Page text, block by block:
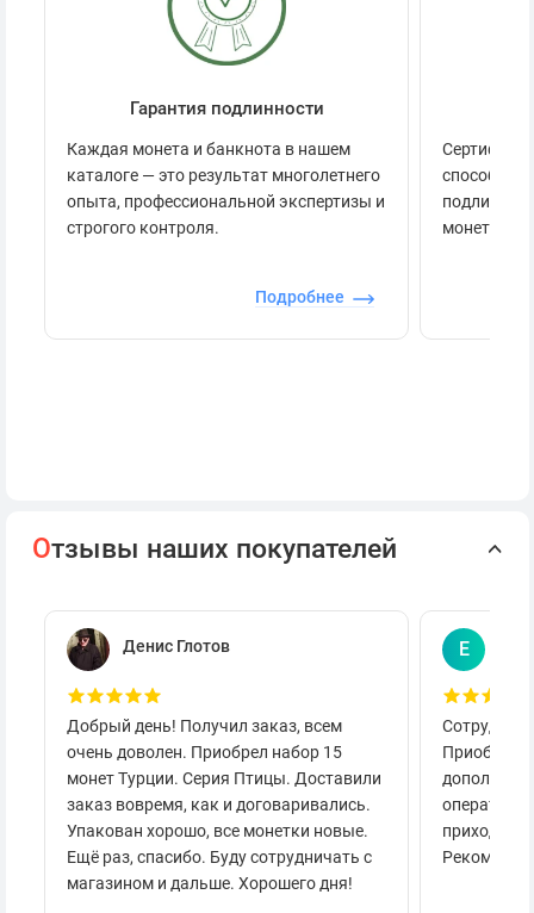
Гарантия подлинности
Каждая монета и банкнота в нашем
каталоге — это результат многолетнего
опыта, профессиональной экспертизы и
строгого контроля.
Подробнее
способов
монеты.
Отзывы наших покупателей
Денис Глотов
Добрый день! Получил заказ, всем
очень доволен. Приобрел набор 15
монет Турции. Серия Птицы. Доставили
заказ вовремя, как и договаривались.
Упакован хорошо, все монетки новые.
Ещё раз, спасибо. Буду сотрудничать с
магазином и дальше. Хорошего дня!
Е
приходило